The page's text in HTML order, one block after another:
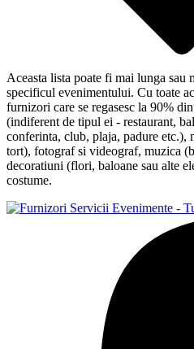
Aceasta lista poate fi mai lunga sau
specificul evenimentului. Cu toate
furnizori care se regasesc la 90%
(indiferent de tipul ei - restaurant,
conferinta, club, plaja, padure etc.),
tort), fotograf si videograf, muzica
decoratiuni (flori, baloane sau alte
costume.